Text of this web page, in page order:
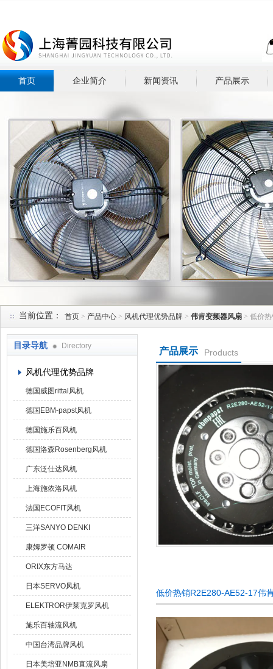
首页 企业简介 新闻资讯 产品展示
当前位置： 首页 > 产品中心 > 风机代理优势品牌 > 伟肯变频器风扇 > 低价
目录导航 Directory
风机代理优势品牌
德国威图rittal风机
德国EBM-papst风机
德国施乐百风机
德国洛森Rosenberg风机
广东泛仕达风机
上海施依洛风机
法国ECOFIT风机
三洋SANYO DENKI
康姆罗顿 COMAIR
ORIX东方马达
日本SERVO风机
ELEKTROR伊莱克罗风机
施乐百轴流风机
中国台湾品牌风机
日本美培亚NMB直流风扇
产品展示 Products
低价热销R2E280-AE52-17伟